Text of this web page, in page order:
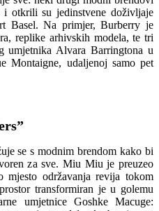
otkrili su jedinstvene doživljaje
Basel. Na primjer, Burberry je
replike arhivskih modela, te tri
umjetnika Alvara Barringtona u
Montaigne, udaljenoj samo pet
se s modnim brendom kako bi
za sve. Miu Miu je preuzeo
mjesto održavanja revija tokom
transformiran je u golemu
umjetnice Goshke Macuge: